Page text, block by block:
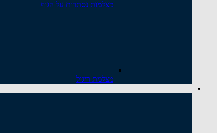
מצלמות נסתרות על הגוף
מצלמת ריגול